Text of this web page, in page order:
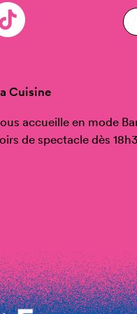
Cuisine
accueille en mode
de spectacle dès